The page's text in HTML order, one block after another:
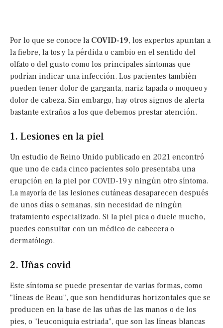
Por lo que se conoce la COVID-19, los expertos apuntan a
la fiebre, la tos y la pérdida o cambio en el sentido del
olfato o del gusto como los principales síntomas que
podrían indicar una infección. Los pacientes también
pueden tener dolor de garganta, nariz tapada o moqueo y
dolor de cabeza. Sin embargo, hay otros signos de alerta
bastante extraños a los que debemos prestar atención.
1. Lesiones en la piel
Un estudio de Reino Unido publicado en 2021 encontró
que uno de cada cinco pacientes solo presentaba una
erupción en la piel por COVID-19 y ningún otro síntoma.
La mayoría de las lesiones cutáneas desaparecen después
de unos días o semanas, sin necesidad de ningún
tratamiento especializado. Si la piel pica o duele mucho,
puedes consultar con un médico de cabecera o
dermatólogo.
2. Uñas covid
Este síntoma se puede presentar de varias formas, como
"líneas de Beau", que son hendiduras horizontales que se
producen en la base de las uñas de las manos o de los
pies, o "leuconiquia estriada", que son las líneas blancas